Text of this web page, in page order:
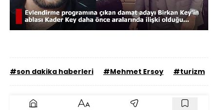
Sesi
Aç
Yüklendi
:
36.91%
Oynatma
Hızı
#son dakika haberleri #Mehmet Ersoy #turizm